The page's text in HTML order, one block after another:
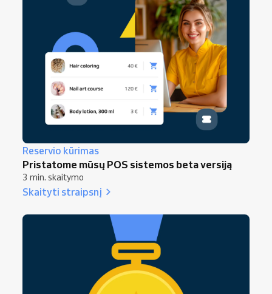
Reservio kūrimas
Pristatome mūsų POS sistemos beta versiją
3 min. skaitymo
Skaityti straipsnį